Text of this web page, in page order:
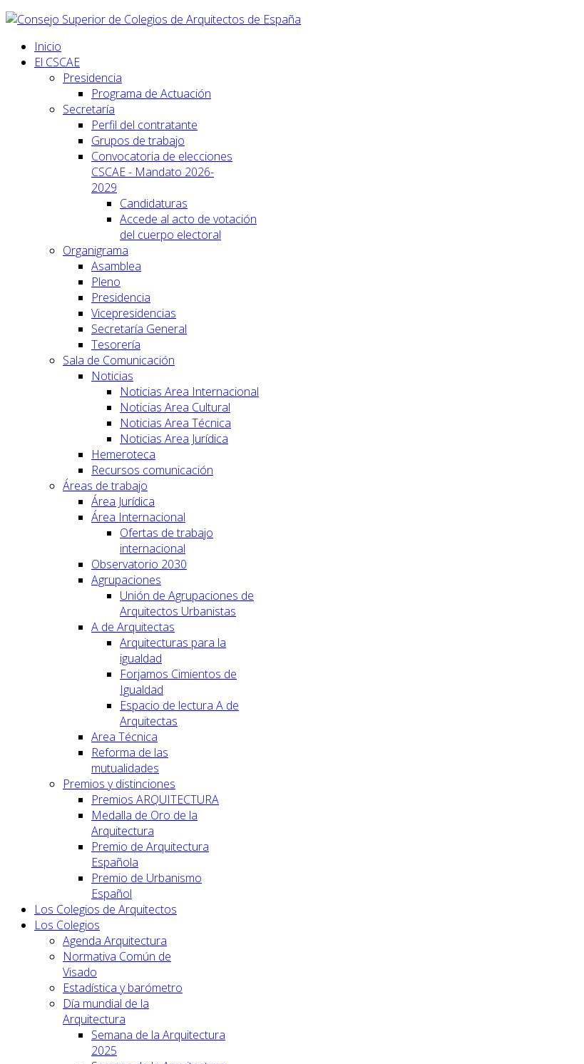
Inicio
El CSCAE
Presidencia
Programa de Actuación
Secretaría
Perfil del contratante
Grupos de trabajo
Convocatoria de elecciones
CSCAE - Mandato 2026-
2029
Candidaturas
Accede al acto de votación
del cuerpo electoral
Organigrama
Asamblea
Pleno
Presidencia
Vicepresidencias
Secretaría General
Tesorería
Sala de Comunicación
Noticias
Noticias Area Internacional
Noticias Area Cultural
Noticias Area Técnica
Noticias Area Jurídica
Hemeroteca
Recursos comunicación
Áreas de trabajo
Área Jurídica
Área Internacional
Ofertas de trabajo
internacional
Observatorio 2030
Agrupaciones
Unión de Agrupaciones de
Arquitectos Urbanistas
A de Arquitectas
Arquitecturas para la
igualdad
Forjamos Cimientos de
Igualdad
Espacio de lectura A de
Arquitectas
Area Técnica
Reforma de las
mutualidades
Premios y distinciones
Premios ARQUITECTURA
Medalla de Oro de la
Arquitectura
Premio de Arquitectura
Española
Premio de Urbanismo
Español
Los Colegios de Arquitectos
Los Colegios
Agenda Arquitectura
Normativa Común de
Visado
Estadística y barómetro
Día mundial de la
Arquitectura
Semana de la Arquitectura
2025